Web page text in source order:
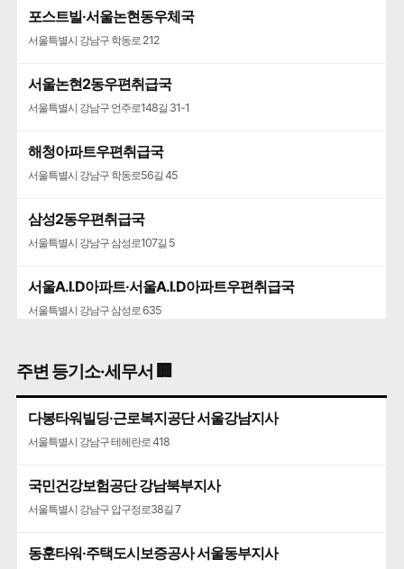
포스트빌·서울논현동우체국
서울특별시 강남구 학동로 212
서울논현2동우편취급국
서울특별시 강남구 언주로148길 31-1
해청아파트우편취급국
서울특별시 강남구 학동로56길 45
삼성2동우편취급국
서울특별시 강남구 삼성로107길 5
서울A.I.D아파트·서울A.I.D아파트우편취급국
서울특별시 강남구 삼성로 635
서울특별시 강남구 선릉로 572
청담청하우편취급국
서울특별시 강남구 도산대로 507
코엑스
서울특별시 강남구 영동대로 513
주변 등기소·세무서 🏢
다봉타워빌딩·근로복지공단 서울강남지사
서울특별시 강남구 테헤란로 418
국민건강보험공단 강남북부지사
서울특별시 강남구 압구정로38길 7
동훈타워·주택도시보증공사 서울동부지사